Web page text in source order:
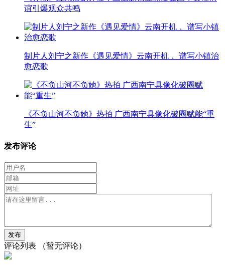
谊引爆观众共鸣
制片人刘宁之新作《遇见爱情》云南开机， 谱写小镇治
愈恋歌
《不负山河不负她》热拍 广西南宁具像化破圈赋能“重
生”
发布评论
评论列表 （暂无评论）